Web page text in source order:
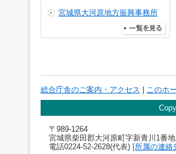
宮城県大河原地方振興事務所
総合庁舎のご案内・アクセス このホ
〒989-1264
宮城県柴田郡大河原町字新青川1番
電話0224-52-2628(代表) [所属の連絡